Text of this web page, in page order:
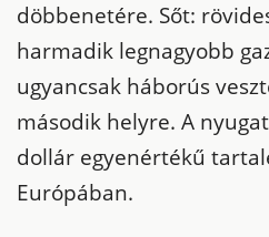
döbbenetére. Sőt:
harmadik legnagyobb
ugyancsak háborús
második helyre. A
dollár egyenértékű
Európában.